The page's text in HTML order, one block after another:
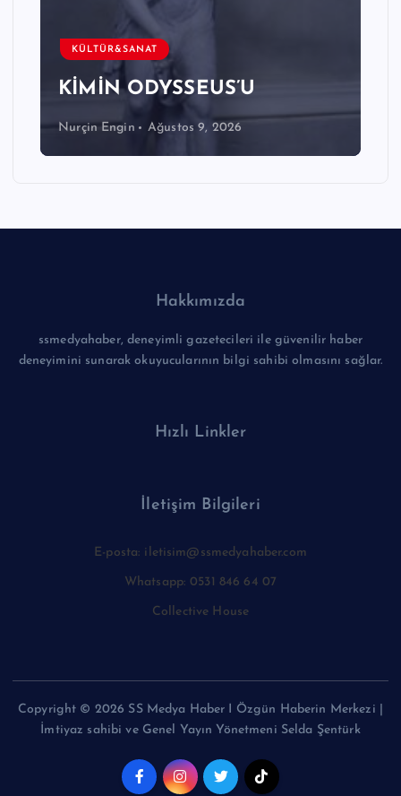
KÜLTÜR&SANAT
KİMİN ODYSSEUS’U
Nurçin Engin Ağustos 9, 2026
Hakkımızda
ssmedyahaber, deneyimli gazetecileri ile güvenilir haber
deneyimini sunarak okuyucularının bilgi sahibi olmasını sağlar.
Hızlı Linkler
İletişim Bilgileri
E-posta: iletisim@ssmedyahaber.com
Whatsapp: 0531 846 64 07
Collective House
Copyright © 2026 SS Medya Haber I Özgün Haberin Merkezi |
İmtiyaz sahibi ve Genel Yayın Yönetmeni Selda Şentürk